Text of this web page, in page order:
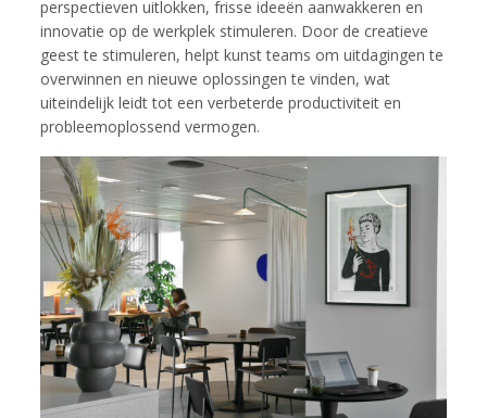
perspectieven uitlokken, frisse ideeën aanwakkeren en
innovatie op de werkplek stimuleren. Door de creatieve
geest te stimuleren, helpt kunst teams om uitdagingen te
overwinnen en nieuwe oplossingen te vinden, wat
uiteindelijk leidt tot een verbeterde productiviteit en
probleemoplossend vermogen.